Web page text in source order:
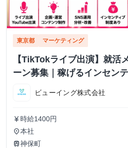
東京都 マーケティング
【TikTokライブ出演】就活
ーン募集｜稼げるインセン
ビューイング株式会社
currency_yen 時給1400円
place本社
train神保町